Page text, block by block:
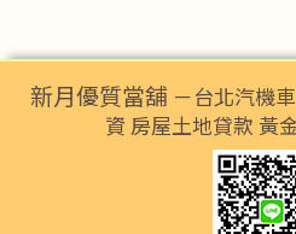
新月優質當舖 －台北汽機
資 房屋土地貸款 黃